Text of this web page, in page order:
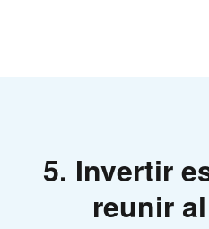
5. Invertir
reunir